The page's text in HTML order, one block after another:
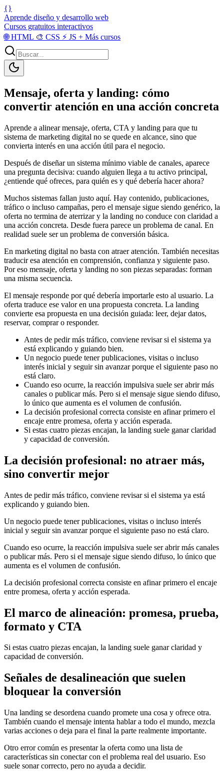
{}
Aprende diseño y desarrollo web
Cursos gratuitos interactivos
🌐HTML 🎨 CSS ⚡ JS + Más cursos
Mensaje, oferta y landing: cómo
convertir atención en una acción concreta
Aprende a alinear mensaje, oferta, CTA y landing para que tu
sistema de marketing digital no se quede en alcance, sino que
convierta interés en una acción útil para el negocio.
Después de diseñar un sistema mínimo viable de canales, aparece
una pregunta decisiva: cuando alguien llega a tu activo principal,
¿entiende qué ofreces, para quién es y qué debería hacer ahora?
Muchos sistemas fallan justo aquí. Hay contenido, publicaciones,
tráfico o incluso campañas, pero el mensaje sigue siendo genérico, la
oferta no termina de aterrizar y la landing no conduce con claridad a
una acción concreta. Desde fuera parece un problema de canal. En
realidad suele ser un problema de conversión básica.
En marketing digital no basta con atraer atención. También necesitas
traducir esa atención en comprensión, confianza y siguiente paso.
Por eso mensaje, oferta y landing no son piezas separadas: forman
una misma secuencia.
El mensaje responde por qué debería importarle esto al usuario. La
oferta traduce ese valor en una propuesta concreta. La landing
convierte esa propuesta en una decisión guiada: leer, dejar datos,
reservar, comprar o responder.
Antes de pedir más tráfico, conviene revisar si el sistema ya
está explicando y guiando bien.
Un negocio puede tener publicaciones, visitas o incluso
interés inicial y seguir sin avanzar porque el siguiente paso no
está claro.
Cuando eso ocurre, la reacción impulsiva suele ser abrir más
canales o publicar más. Pero si el mensaje sigue siendo difuso,
lo único que aumenta es el volumen de confusión.
La decisión profesional correcta consiste en afinar primero el
encaje entre promesa, oferta y acción esperada.
Si estas cuatro piezas encajan, la landing suele ganar claridad
y capacidad de conversión.
La decisión profesional: no atraer más,
sino convertir mejor
Antes de pedir más tráfico, conviene revisar si el sistema ya está
explicando y guiando bien.
Un negocio puede tener publicaciones, visitas o incluso interés
inicial y seguir sin avanzar porque el siguiente paso no está claro.
Cuando eso ocurre, la reacción impulsiva suele ser abrir más canales
o publicar más. Pero si el mensaje sigue siendo difuso, lo único que
aumenta es el volumen de confusión.
La decisión profesional correcta consiste en afinar primero el encaje
entre promesa, oferta y acción esperada.
El marco de alineación: promesa, prueba,
formato y CTA
Si estas cuatro piezas encajan, la landing suele ganar claridad y
capacidad de conversión.
Señales de desalineación que suelen
bloquear la conversión
Una landing se desordena cuando promete una cosa y ofrece otra.
También cuando el mensaje intenta hablar a todo el mundo, mezcla
varias acciones o deja para el final la parte realmente importante.
Otro error común es presentar la oferta como una lista de
características sin conectar con el problema real del usuario. Eso
suele sonar correcto, pero no ayuda a decidir.